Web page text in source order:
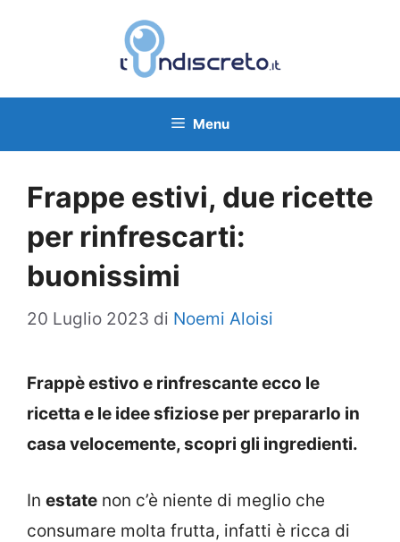
Menu
Frappe estivi, due ricette
per rinfrescarti:
buonissimi
20 Luglio 2023 di Noemi Aloisi
Frappè estivo e rinfrescante ecco le
ricetta e le idee sfiziose per prepararlo in
casa velocemente, scopri gli ingredienti.
In estate non c’è niente di meglio che
consumare molta frutta, infatti è ricca di